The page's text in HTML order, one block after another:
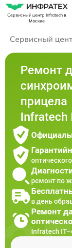
Сервисный центр Infratechв
Москве
Сервисный
Ремонт
прицела
Infratech
ремонт по
в день
Ремонт
Infratech